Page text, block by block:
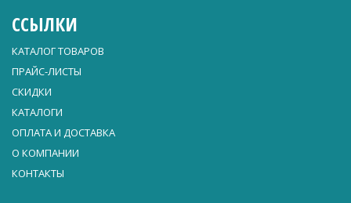
ССЫЛКИ
КАТАЛОГ ТОВАРОВ
ПРАЙС-ЛИСТЫ
СКИДКИ
КАТАЛОГИ
ОПЛАТА И ДОСТАВКА
О КОМПАНИИ
КОНТАКТЫ